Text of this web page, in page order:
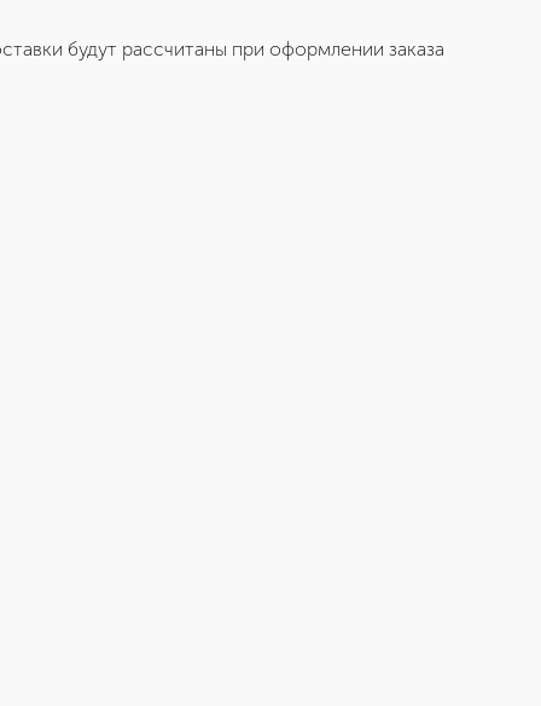
будут рассчитаны при оформлении заказа